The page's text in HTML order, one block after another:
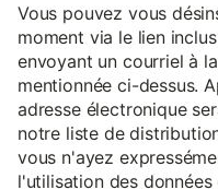
Vous pouvez vous
moment via le lien
envoyant un courriel à
mentionnée ci-dessus.
adresse électronique
notre liste de
vous n'ayez
l'utilisation des